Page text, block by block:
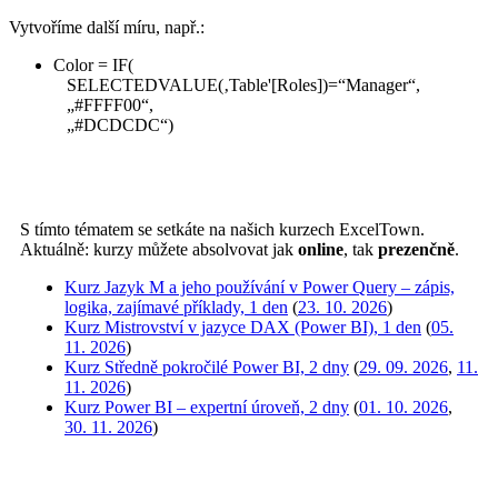
Vytvoříme další míru, např.:
Color = IF(
SELECTEDVALUE(‚Table'[Roles])=“Manager“,
„#FFFF00“,
„#DCDCDC“)
S tímto tématem se setkáte na našich kurzech ExcelTown.
Aktuálně: kurzy můžete absolvovat jak online, tak prezenčně.
Kurz Jazyk M a jeho používání v Power Query – zápis,
logika, zajímavé příklady, 1 den (23. 10. 2026)
Kurz Mistrovství v jazyce DAX (Power BI), 1 den (05.
11. 2026)
Kurz Středně pokročilé Power BI, 2 dny (29. 09. 2026, 11.
11. 2026)
Kurz Power BI – expertní úroveň, 2 dny (01. 10. 2026,
30. 11. 2026)